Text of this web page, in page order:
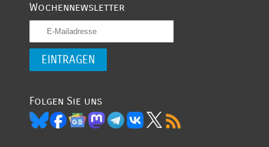
Wochennewsletter
Folgen Sie uns